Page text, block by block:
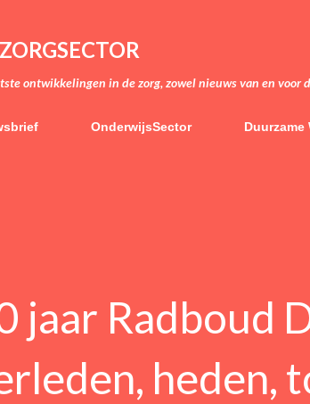
ontwikkelingen in de zorg, zowel nieuws van en voor
OnderwijsSector Duurzame
jaar Radboud
heden,